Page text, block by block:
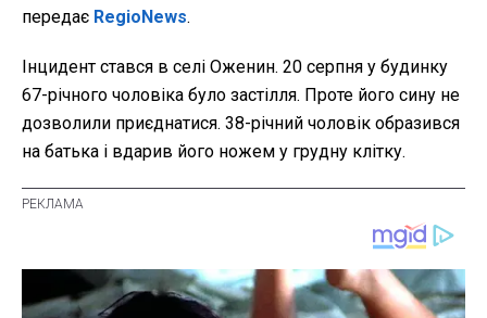
передає RegioNews.
Інцидент стався в селі Оженин. 20 серпня у будинку
67-річного чоловіка було застілля. Проте його сину не
дозволили приєднатися. 38-річний чоловік образився
на батька і вдарив його ножем у грудну клітку.